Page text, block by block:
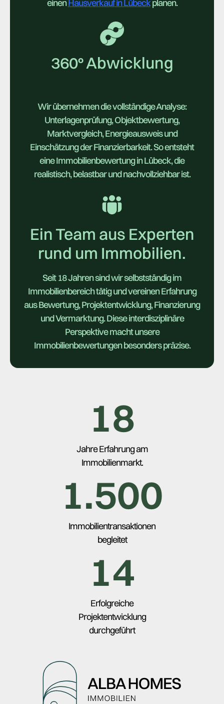
einen Hausverkauf in Lübeckplanen.
360° Abwicklung
Wir übernehmen die vollständige Analyse:
Unterlagenprüfung, Objektbewertung,
Marktvergleich, Energieausweis und
Einschätzung der Finanzierbarkeit. So entsteht
eine Immobilienbewertung in Lübeck, die
realistisch, belastbar und nachvollziehbar ist.
Ein Team aus Experten
rund um Immobilien.
Seit 18 Jahren sind wir selbstständig im
Immobilienbereich tätig und vereinen Erfahrung
aus Bewertung, Projektentwicklung, Finanzierung
und Vermarktung. Diese interdisziplinäre
Perspektive macht unsere
Immobilienbewertungen besonders präzise.
18
Jahre Erfahrung am
Immobilienmarkt.
1.500
Immobilientransaktionen
begleitet
14
Erfolgreiche
Projektentwicklung
durchgeführt